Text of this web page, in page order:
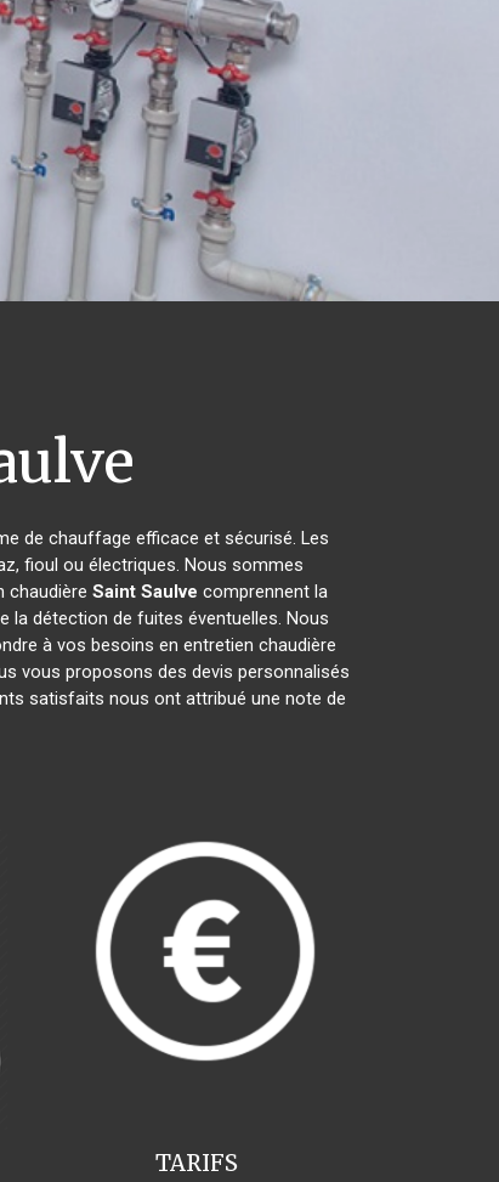
de chauffage efficace et sécurisé. Les
fioul ou électriques. Nous sommes
chaudière Saint Saulve comprennent la
la détection de fuites éventuelles. Nous
à vos besoins en entretien chaudière
vous proposons des devis personnalisés
satisfaits nous ont attribué une note de
TARIFS